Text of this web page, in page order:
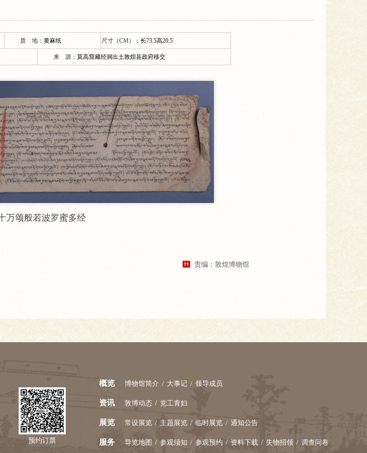
质 地： 黄麻纸 尺寸（CM）： 长73.5高20.5
来 源： 莫高窟藏经洞出土敦煌县政府移交
万颂般若波罗蜜多经
责编：敦煌博物馆
预约订票
概览 博物馆简介 / 大事记 / 领导成员
资讯 敦博动态 / 党工青妇
展览 常设展览 / 主题展览 / 临时展览 / 通知公告
服务 导览地图 / 参观须知 / 参观预约 / 资料下载 / 失物招领 / 调查问卷